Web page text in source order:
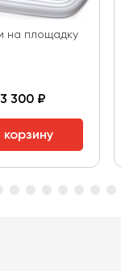
на площадку
3 300 ₽
корзину